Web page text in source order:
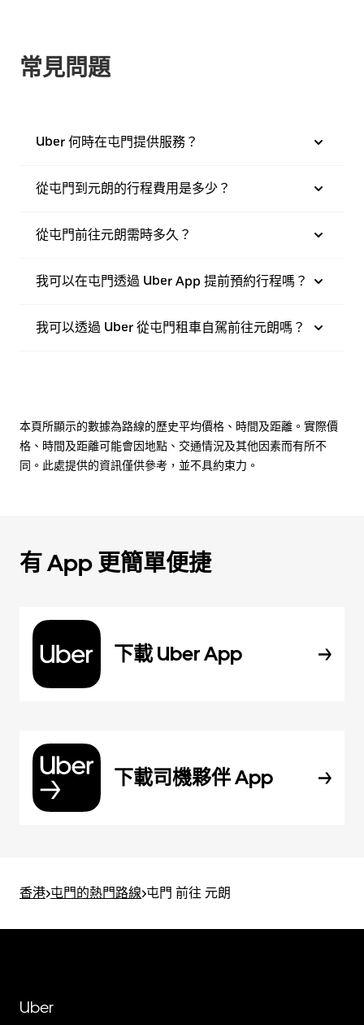
常見問題
Uber 何時在屯門提供服務？
從屯門到元朗的行程費用是多少？
從屯門前往元朗需時多久？
我可以在屯門透過 Uber App 提前預約行程嗎？
我可以透過 Uber 從屯門租車自駕前往元朗嗎？
本頁所顯示的數據為路線的歷史平均價格、時間及距離。實際價
格、時間及距離可能會因地點、交通情況及其他因素而有所不
同。此處提供的資訊僅供參考，並不具約束力。
有 App 更簡單便捷
下載 Uber App
下載司機夥伴 App
香港>屯門的熱門路線>屯門 前往 元朗
Uber